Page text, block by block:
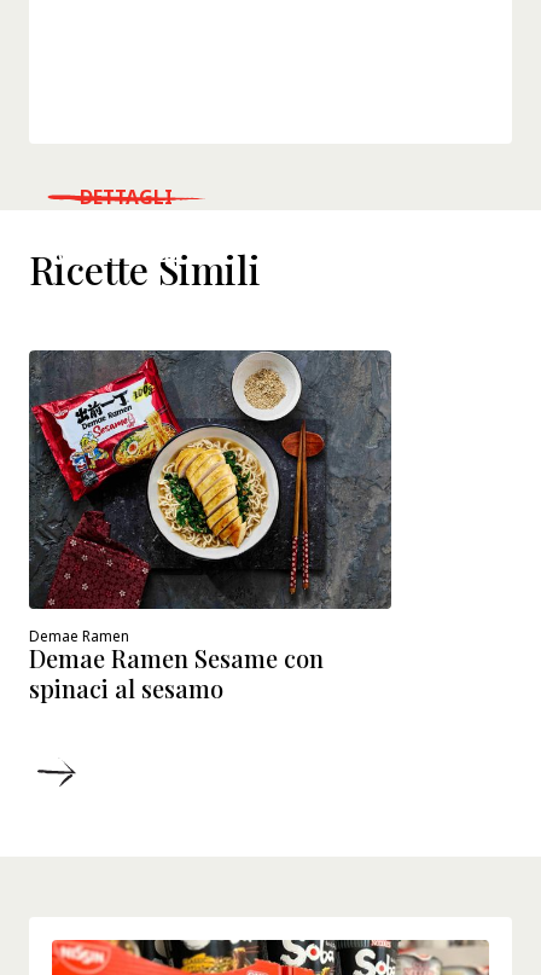
WHERE TO BUY
DETTAGLI
Ricette Simili
Demae Ramen
Demae Ramen Sesame con
spinaci al sesamo